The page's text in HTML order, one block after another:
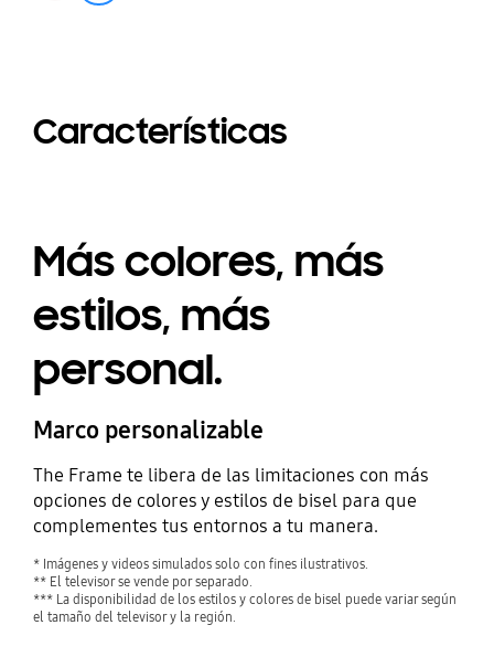
Características
Más colores, más
estilos, más
personal.
Marco personalizable
The Frame te libera de las limitaciones con más
opciones de colores y estilos de bisel para que
complementes tus entornos a tu manera.
* Imágenes y videos simulados solo con fines ilustrativos.
** El televisor se vende por separado.
*** La disponibilidad de los estilos y colores de bisel puede variar según
el tamaño del televisor y la región.